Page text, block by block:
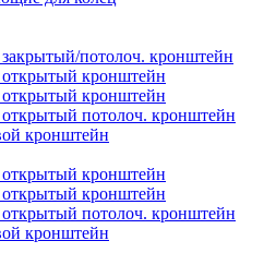
закрытый/потолоч. кронштейн
открытый кронштейн
открытый кронштейн
открытый потолоч. кронштейн
кронштейн
открытый кронштейн
открытый кронштейн
открытый потолоч. кронштейн
кронштейн